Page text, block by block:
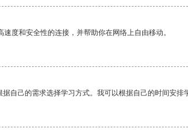
度和安全性的连接，并帮助你在网络上自由移动。
自己的需求选择学习方式。我可以根据自己的时间安排